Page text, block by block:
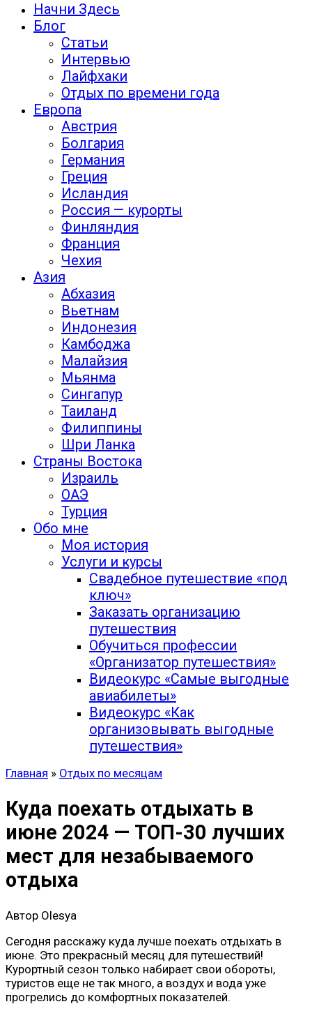
Начни Здесь
Блог
Статьи
Интервью
Лайфхаки
Отдых по времени года
Европа
Австрия
Болгария
Германия
Греция
Исландия
Россия — курорты
Финляндия
Франция
Чехия
Азия
Абхазия
Вьетнам
Индонезия
Камбоджа
Малайзия
Мьянма
Сингапур
Таиланд
Филиппины
Шри Ланка
Страны Востока
Израиль
ОАЭ
Турция
Обо мне
Моя история
Услуги и курсы
Свадебное путешествие «под
ключ»
Заказать организацию
путешествия
Обучиться профессии
«Организатор путешествия»
Видеокурс «Самые выгодные
авиабилеты»
Видеокурс «Как
организовывать выгодные
путешествия»
Главная » Отдых по месяцам
Куда поехать отдыхать в
июне 2024 — ТОП-30 лучших
мест для незабываемого
отдыха
Автор Olesya
Сегодня расскажу куда лучше поехать отдыхать в
июне. Это прекрасный месяц для путешествий!
Курортный сезон только набирает свои обороты,
туристов еще не так много, а воздух и вода уже
прогрелись до комфортных показателей.